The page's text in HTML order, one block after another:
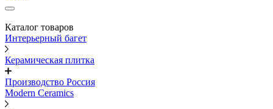
Каталог товаров
Интерьерный багет
Керамическая плитка
Производство Россия
Modern Ceramics